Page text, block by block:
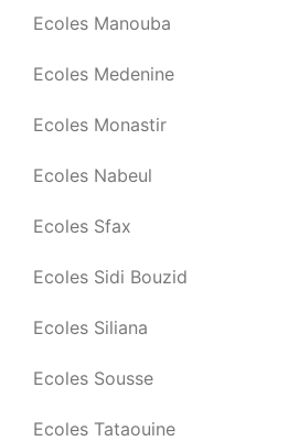
Ecoles Manouba
Ecoles Medenine
Ecoles Monastir
Ecoles Nabeul
Ecoles Sfax
Ecoles Sidi Bouzid
Ecoles Siliana
Ecoles Sousse
Ecoles Tataouine